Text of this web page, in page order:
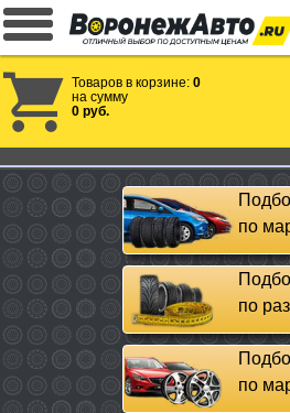
Товаров в корзине: 0
на сумму
0 руб.
по
по
по